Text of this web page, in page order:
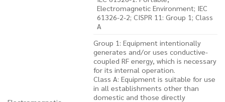
Electromagnetic Environment; IEC
61326-2-2; CISPR 11: Group 1; Class
A
Group 1: Equipment intentionally
generates and/or uses conductive-
coupled RF energy, which is necessary
for its internal operation.
Class A: Equipment is suitable for use
in all establishments other than
domestic and those directly